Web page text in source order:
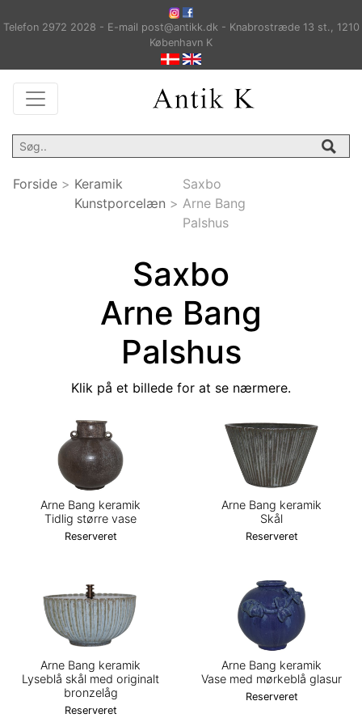
Telefon 2972 2028 - E-mail post@antikk.dk - Knabrostræde 13 st., 1210
København K
Forside > Keramik
Kunstporcelæn >
Saxbo
Arne Bang
Palshus
Saxbo
Arne Bang
Palshus
Klik på et billede for at se nærmere.
Arne Bang keramik
Tidlig større vase
Reserveret
Arne Bang keramik
Skål
Reserveret
Arne Bang keramik
Lyseblå skål med originalt
bronzelåg
Reserveret
Arne Bang keramik
Vase med mørkeblå glasur
Reserveret